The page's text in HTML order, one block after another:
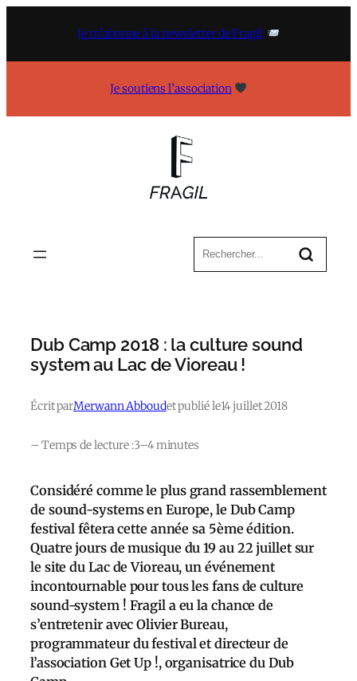
Je m’abonne à la newsletter de Fragil
Je soutiens l’association
Dub Camp 2018 : la culture sound
system au Lac de Vioreau !
Écrit parMerwann Abboudet publié le14 juillet 2018
– Temps de lecture :3–4 minutes
Considéré comme le plus grand rassemblement
de sound-systems en Europe, le Dub Camp
festival fêtera cette année sa 5ème édition.
Quatre jours de musique du 19 au 22 juillet sur
le site du Lac de Vioreau, un événement
incontournable pour tous les fans de culture
sound-system ! Fragil a eu la chance de
s’entretenir avec Olivier Bureau,
programmateur du festival et directeur de
l’association Get Up !, organisatrice du Dub